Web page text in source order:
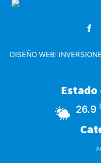
DISEÑO WEB:
26.9